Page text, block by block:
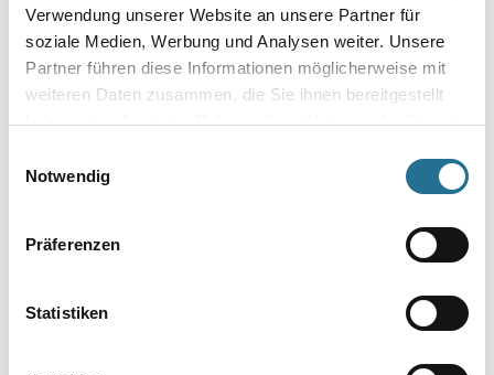
Verwendung unserer Website an unsere Partner für
soziale Medien, Werbung und Analysen weiter. Unsere
Partner führen diese Informationen möglicherweise mit
weiteren Daten zusammen, die Sie ihnen bereitgestellt
haben oder die sie im Rahmen Ihrer Nutzung der Dienste
Notwendig
Präferenzen
Statistiken